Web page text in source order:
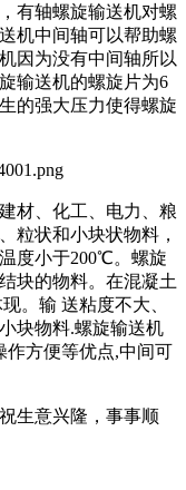
有轴螺旋输送机对螺
机中间轴可以帮助螺
因为没有中间轴所以
输送机的螺旋片为6
的强大压力使得螺旋
材、化工、电力、粮
粒状和小块状物料，
度小于200℃。螺旋
块的物料。在混凝土
。输 送粘度不大、
块物料.螺旋输送机
作方便等优点,中间可
生意兴隆，事事顺